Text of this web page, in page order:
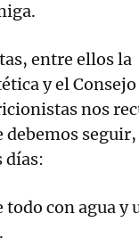
entre ellos la
y el
nos
seguir,
días:
con agua y